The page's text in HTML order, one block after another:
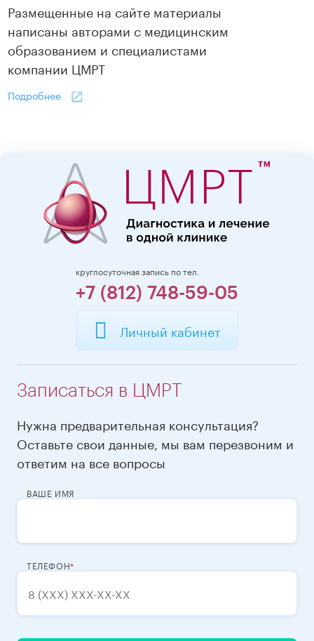
Размещенные на сайте материалы
написаны авторами с медицинским
образованием и специалистами
компании ЦМРТ
Подробнее
круглосуточная запись по тел.
+7 (812) 748-59-05
Личный кабинет
Записаться в ЦМРТ
Нужна предварительная консультация?
Оставьте свои данные, мы вам перезвоним и
ответим на все вопросы
ВАШЕ ИМЯ
ТЕЛЕФОН